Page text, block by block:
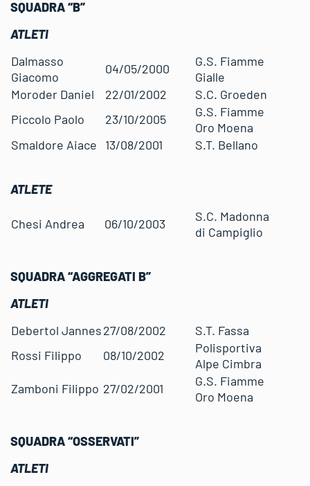
SQUADRA“B”
ATLETI
Dalmasso
Giacomo
04/05/2000
G.S. Fiamme
Gialle
Moroder Daniel
22/01/2002
S.C. Groeden
Piccolo Paolo
23/10/2005
G.S. Fiamme
Oro Moena
Smaldore Aiace
13/08/2001 S.T. Bellano
ATLETE
Chesi Andrea 06/10/2003
S.C. Madonna
di Campiglio
SQUADRA “AGGREGATI B”
ATLETI
Debertol Jannes27/08/2002
S.T. Fassa
Rossi Filippo
08/10/2002
Polisportiva
Alpe Cimbra
Zamboni Filippo 27/02/2001
G.S. Fiamme
Oro Moena
SQUADRA “OSSERVATI”
ATLETI